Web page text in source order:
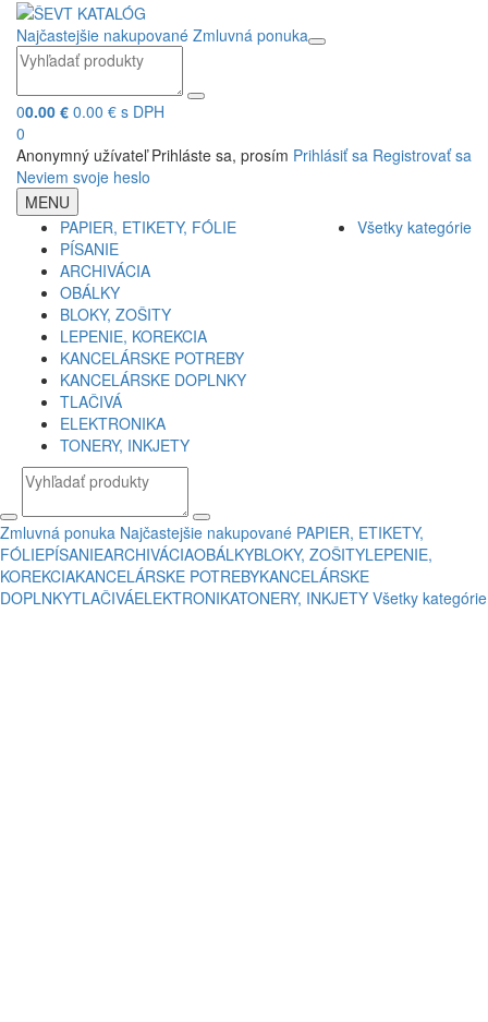
Najčastejšie nakupované Zmluvná ponuka
00.00 € 0.00 € s DPH
0
Anonymný užívateľ Prihláste sa, prosím Prihlásiť sa Registrovať sa
Neviem svoje heslo
MENU
PAPIER, ETIKETY, FÓLIE
PÍSANIE
ARCHIVÁCIA
OBÁLKY
BLOKY, ZOŠITY
LEPENIE, KOREKCIA
KANCELÁRSKE POTREBY
KANCELÁRSKE DOPLNKY
TLAČIVÁ
ELEKTRONIKA
TONERY, INKJETY
Všetky kategórie
Zmluvná ponuka Najčastejšie nakupované PAPIER, ETIKETY,
FÓLIEPÍSANIEARCHIVÁCIAOBÁLKYBLOKY, ZOŠITYLEPENIE,
KOREKCIAKANCELÁRSKE POTREBYKANCELÁRSKE
DOPLNKYTLAČIVÁELEKTRONIKATONERY, INKJETY Všetky kategórie